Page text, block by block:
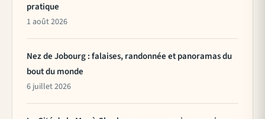
pratique
1 août 2026
Nez de Jobourg : falaises, randonnée et panoramas du
bout du monde
6 juillet 2026